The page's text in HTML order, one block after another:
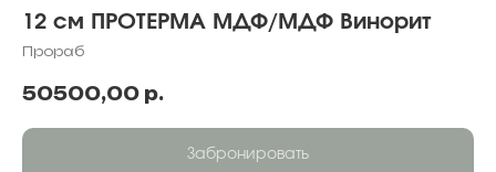
12 см ПРОТЕРМА МДФ/МДФ Винорит
Прораб
50500,00 р.
Забронировать